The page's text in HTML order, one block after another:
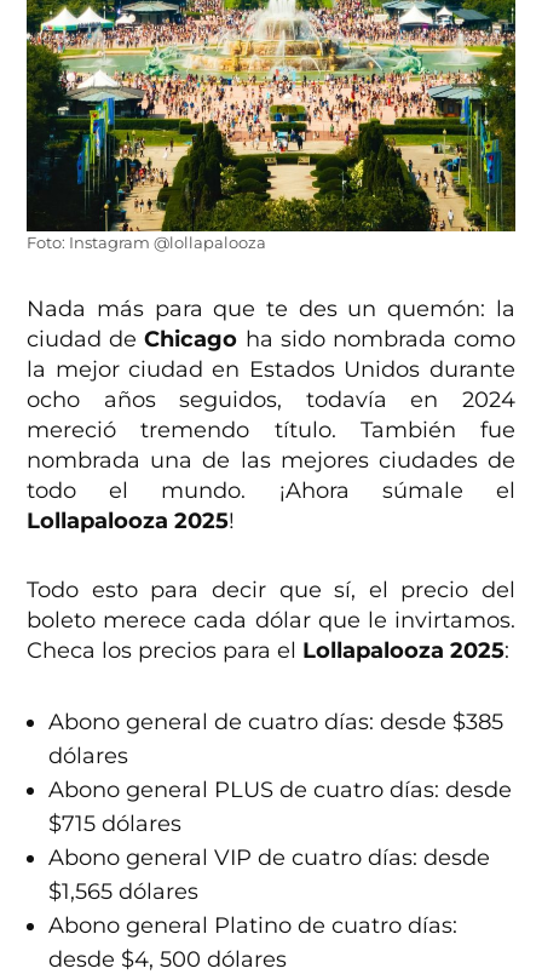
Foto: Instagram @lollapalooza
Nada más para que te des un quemón: la
ciudad deChicago ha sido nombrada como
la mejor ciudad en Estados Unidos durante
ocho años seguidos, todavía en 2024
mereció tremendo título. También fue
nombrada una de las mejores ciudades de
todo el mundo. ¡Ahora súmale el
Lollapalooza 2025!
Todo esto para decir que sí, el precio del
boleto merece cada dólar que le invirtamos.
Checa los precios para el Lollapalooza 2025:
Abono general de cuatro días: desde $385
dólares
Abono general PLUS de cuatro días: desde
$715 dólares
Abono general VIP de cuatro días: desde
$1,565 dólares
Abono general Platino de cuatro días:
desde $4, 500 dólares